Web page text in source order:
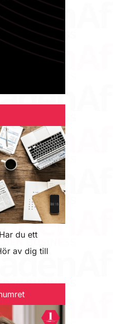
du ett
av dig till